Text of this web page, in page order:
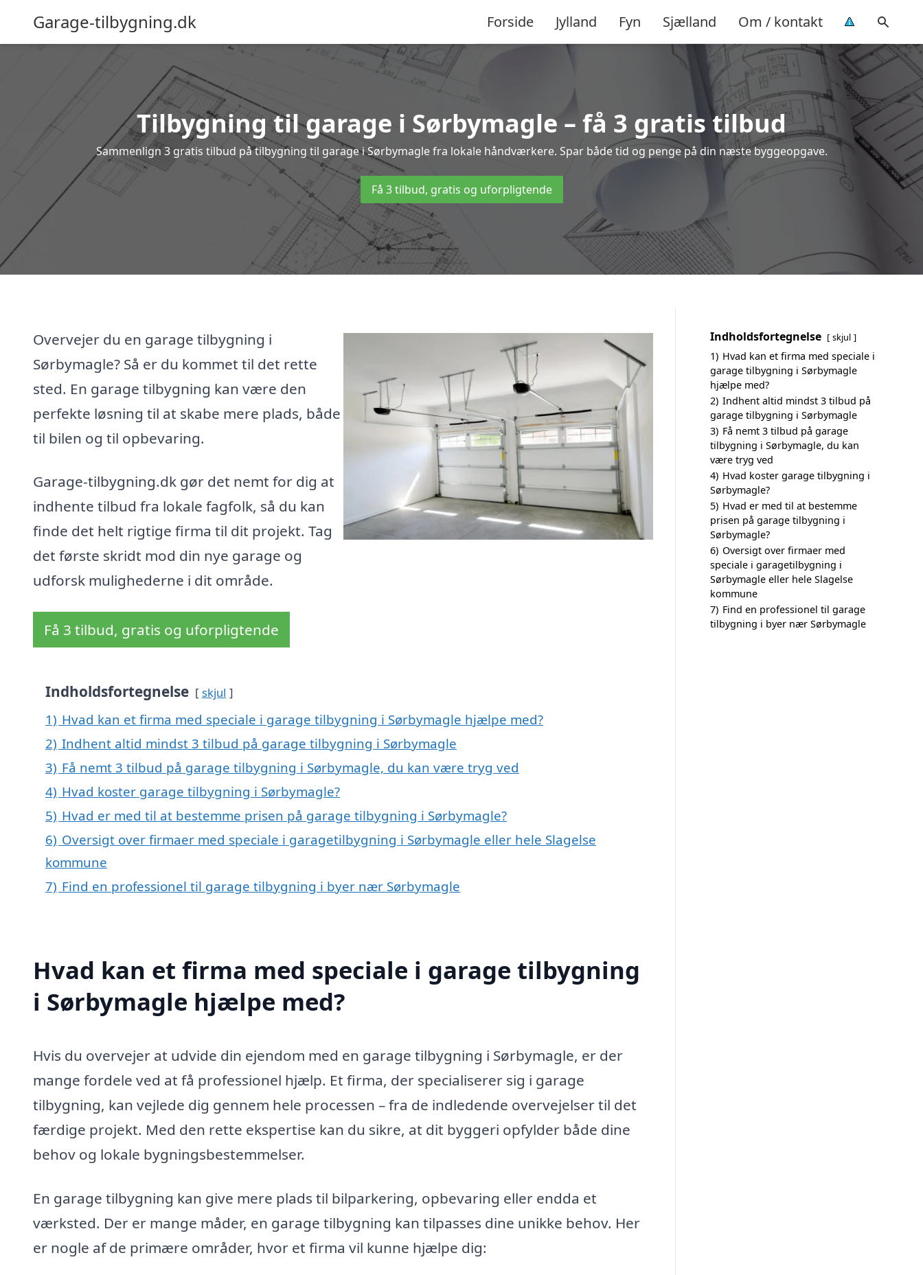
Garage-tilbygning.dk Forside Jylland Fyn Sjælland Om / kontakt
Tilbygning til garage i Sørbymagle – få 3 gratis tilbud
Sammenlign 3 gratis tilbud på tilbygning til garage i Sørbymagle fra lokale håndværkere. Spar både tid og penge på din næste byggeopgave.
Få 3 tilbud, gratis og uforpligtende
Overvejer du en garage tilbygning i
Sørbymagle? Så er du kommet til det rette
sted. En garage tilbygning kan være den
perfekte løsning til at skabe mere plads, både
til bilen og til opbevaring.
Garage-tilbygning.dk gør det nemt for dig at
indhente tilbud fra lokale fagfolk, så du kan
finde det helt rigtige firma til dit projekt. Tag
det første skridt mod din nye garage og
udforsk mulighederne i dit område.
Få 3 tilbud, gratis og uforpligtende
Indholdsfortegnelse skjul
1) Hvad kan et firma med speciale i garage tilbygning i Sørbymagle hjælpe med?
2) Indhent altid mindst 3 tilbud på garage tilbygning i Sørbymagle
3) Få nemt 3 tilbud på garage tilbygning i Sørbymagle, du kan være tryg ved
4) Hvad koster garage tilbygning i Sørbymagle?
5) Hvad er med til at bestemme prisen på garage tilbygning i Sørbymagle?
6) Oversigt over firmaer med speciale i garagetilbygning i Sørbymagle eller hele Slagelse
kommune
7) Find en professionel til garage tilbygning i byer nær Sørbymagle
Hvad kan et firma med speciale i garage tilbygning
i Sørbymagle hjælpe med?
Hvis du overvejer at udvide din ejendom med en garage tilbygning i Sørbymagle, er der
mange fordele ved at få professionel hjælp. Et firma, der specialiserer sig i garage
tilbygning, kan vejlede dig gennem hele processen – fra de indledende overvejelser til det
færdige projekt. Med den rette ekspertise kan du sikre, at dit byggeri opfylder både dine
behov og lokale bygningsbestemmelser.
En garage tilbygning kan give mere plads til bilparkering, opbevaring eller endda et
værksted. Der er mange måder, en garage tilbygning kan tilpasses dine unikke behov. Her
er nogle af de primære områder, hvor et firma vil kunne hjælpe dig:
Indholdsfortegnelse skjul
1) Hvad kan et firma med speciale i
garage tilbygning i Sørbymagle
hjælpe med?
2) Indhent altid mindst 3 tilbud på
garage tilbygning i Sørbymagle
3) Få nemt 3 tilbud på garage
tilbygning i Sørbymagle, du kan
være tryg ved
4) Hvad koster garage tilbygning i
Sørbymagle?
5) Hvad er med til at bestemme
prisen på garage tilbygning i
Sørbymagle?
6) Oversigt over firmaer med
speciale i garagetilbygning i
Sørbymagle eller hele Slagelse
kommune
7) Find en professionel til garage
tilbygning i byer nær Sørbymagle